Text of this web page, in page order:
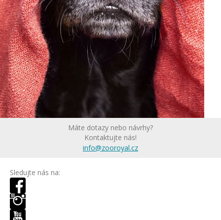
Máte dotazy nebo návrhy?
Kontaktujte nás!
info@zooroyal.cz
Sledujte nás na: